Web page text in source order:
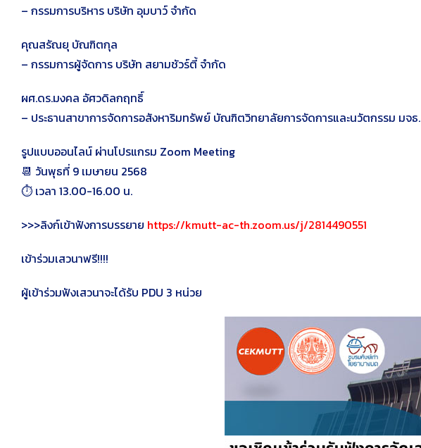
– กรรมการบริหาร บริษัท อุมบาว์ จํากัด
คุณสรัณยุ บัณฑิตกุล
– กรรมการผู้จัดการ บริษัท สยามชัวร์ตี้ จำกัด
ผศ.ดร.มงคล อัศวดิลกฤทธิ์
– ประธานสาขาการจัดการอสังหาริมทรัพย์ บัณฑิตวิทยาลัยการจัดการและนวัตกรรม มจธ.
รูปแบบออนไลน์ ผ่านโปรแกรม Zoom Meeting
📆 วันพุธที่ 9 เมษายน 2568
⏱️ เวลา 13.00-16.00 น.
>>>ลิงก์เข้าฟังการบรรยาย https://kmutt-ac-th.zoom.us/j/2814490551
เข้าร่วมเสวนาฟรี!!!!
ผู้เข้าร่วมฟังเสวนาจะได้รับ PDU 3 หน่วย